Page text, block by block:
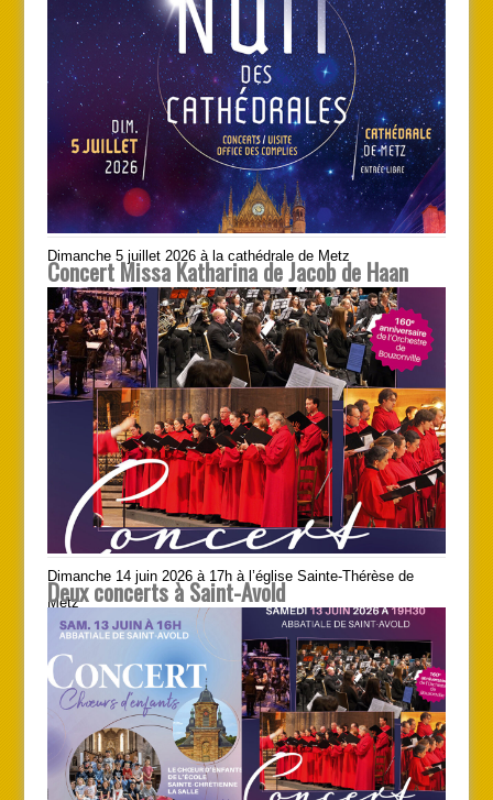
Dimanche 5 juillet 2026 à la cathédrale de Metz
Concert Missa Katharina de Jacob de Haan
Dimanche 14 juin 2026 à 17h à l’église Sainte-Thérèse de
Metz
Deux concerts à Saint-Avold